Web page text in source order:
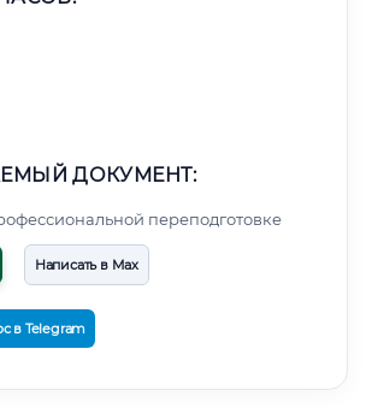
ДОКУМЕНТ:
переподготовке
Написать в Max
в Telegram